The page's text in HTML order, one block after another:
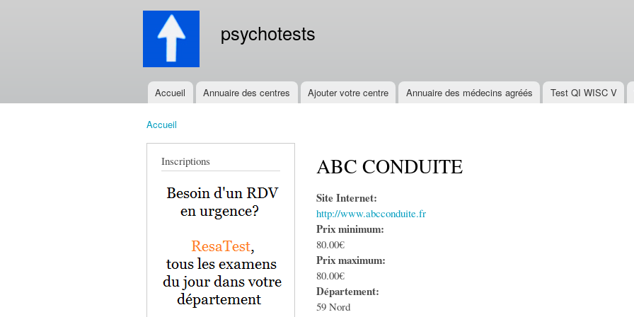
psychotests
Menu principal
Accueil Annuaire des centres Ajouter votre centre Annuaire des médecins agréés Test QI WISC V
Accueil
Inscriptions ABC CONDUITE
Site Internet:
http://www.abcconduite.fr
Prix minimum:
80.00€
Prix maximum:
80.00€
Département:
59 Nord